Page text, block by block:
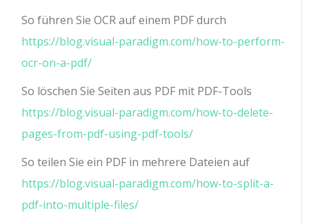
So führen Sie OCR auf einem PDF durch
https://blog.visual-paradigm.com/how-to-perform-
ocr-on-a-pdf/
So löschen Sie Seiten aus PDF mit PDF-Tools
https://blog.visual-paradigm.com/how-to-delete-
pages-from-pdf-using-pdf-tools/
So teilen Sie ein PDF in mehrere Dateien auf
https://blog.visual-paradigm.com/how-to-split-a-
pdf-into-multiple-files/